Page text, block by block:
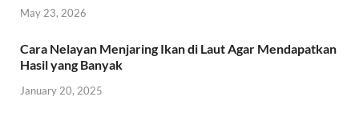
May 23, 2026
Cara Nelayan Menjaring Ikan di Laut Agar Mendapatkan
Hasil yang Banyak
January 20, 2025